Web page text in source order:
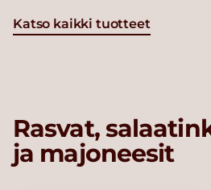
Katso kaikki tuotteet
Rasvat,
ja majoneesit